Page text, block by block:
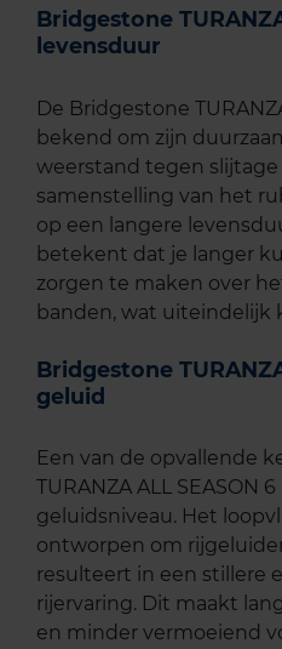
Bridgestone
levensduur
De Bridgestone
bekend om zijn
weerstand tegen
samenstelling van het
op een langere
betekent dat je langer
zorgen te maken over
banden, wat uiteindelijk
Bridgestone
geluid
Een van de opvallende
TURANZA ALL SEASON
geluidsniveau. Het
ontworpen om
resulteert in een stillere
rijervaring. Dit maakt
en minder vermoeiend